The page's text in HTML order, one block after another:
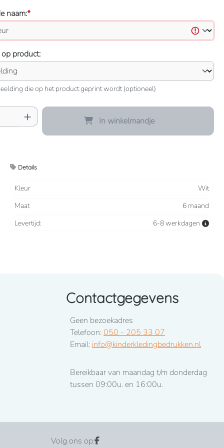
naam:*
product:
die op het product geprint wordt (optioneel)
Voer de gewenste
In winkelmandje
Details
Kleur
Wit
Maat
6 maand
Levertijd:
6-8 werkdagen
Contactgegevens
Geen bezoekadres
Telefoon: 050 - 205 33 07
Email: info@kinderkledingbedrukken.nl
Bereikbaar van maandag t/m donderdag
tussen 09:00u. en 16:00u.
Volg ons op: